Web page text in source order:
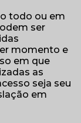
todo ou em
ser
momento e
em que
as
seja seu
em